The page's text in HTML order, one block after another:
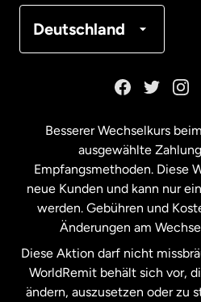
Deutschland
Malaysia
Neuseeland
Niederlande
Besserer Wechselkurs
ausgewählte
Empfangsmethoden. Diese
neue Kunden und kann nur
werden. Gebühren und
Änderungen am
Diese Aktion darf nicht
WorldRemit behält sich vor,
ändern, auszusetzen oder zu